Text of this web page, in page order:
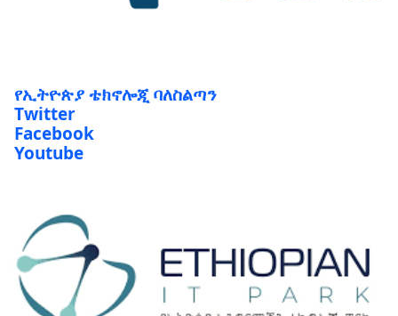
የኢትዮጵያ ቴክኖሎጂ ባለስልጣን
Twitter
Facebook
Youtube